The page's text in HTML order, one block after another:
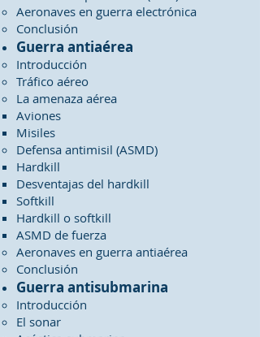
Aeronaves en guerra electrónica
Conclusión
Guerra antiaérea
Introducción
Tráfico aéreo
La amenaza aérea
Aviones
Misiles
Defensa antimisil (ASMD)
Hardkill
Desventajas del hardkill
Softkill
Hardkill o softkill
ASMD de fuerza
Aeronaves en guerra antiaérea
Conclusión
Guerra antisubmarina
Introducción
El sonar